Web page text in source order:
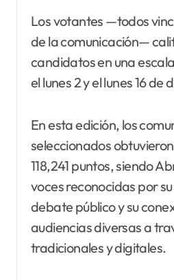
Los votantes —todos
de la comunicación—
candidatos en una
el lunes 2 y el lunes 16
En esta edición, los
seleccionados
118,241 puntos, siendo
voces reconocidas por
debate público y su
audiencias diversas a
tradicionales y digitales.